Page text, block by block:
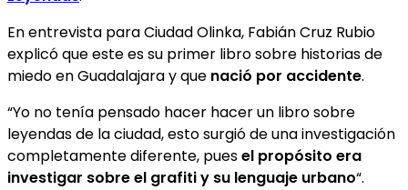
En entrevista para Ciudad Olinka, Fabián Cruz Rubio
explicó que este es su primer libro sobre historias de
miedo en Guadalajara y que nació por accidente.
“Yo no tenía pensado hacer hacer un libro sobre
leyendas de la ciudad, esto surgió de una investigación
completamente diferente, puesel propósito era
investigar sobre el grafiti y su lenguaje urbano“.